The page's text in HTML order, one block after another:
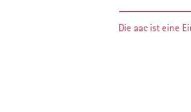
Die aac ist eine